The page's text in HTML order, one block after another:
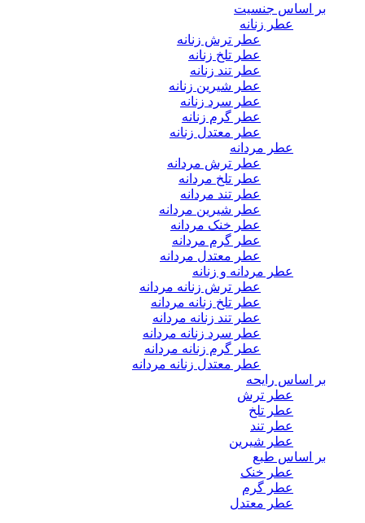
بر اساس جنسیت
عطر زنانه
عطر ترش زنانه
عطر تلخ زنانه
عطر تند زنانه
عطر شیرین زنانه
عطر سرد زنانه
عطر گرم زنانه
عطر معتدل زنانه
عطر مردانه
عطر ترش مردانه
عطر تلخ مردانه
عطر تند مردانه
عطر شیرین مردانه
عطر خنک مردانه
عطر گرم مردانه
عطر معتدل مردانه
عطر مردانه و زنانه
عطر ترش زنانه مردانه
عطر تلخ زنانه مردانه
عطر تند زنانه مردانه
عطر سرد زنانه مردانه
عطر گرم زنانه مردانه
عطر معتدل زنانه مردانه
بر اساس رایحه
عطر ترش
عطر تلخ
عطر تند
عطر شیرین
بر اساس طبع
عطر خنک
عطر گرم
عطر معتدل